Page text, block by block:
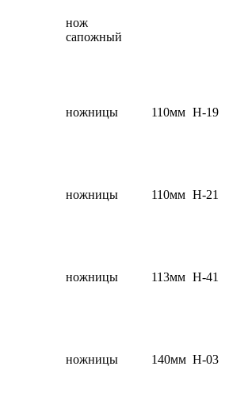
нож
сапожный
ножницы 110мм Н-19
ножницы 110мм Н-21
ножницы 113мм Н-41
ножницы 140мм Н-03